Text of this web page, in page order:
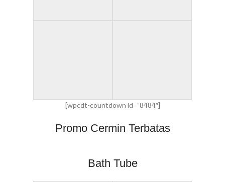
[wpcdt-countdown id=”8484″]
Promo Cermin Terbatas
Bath Tube